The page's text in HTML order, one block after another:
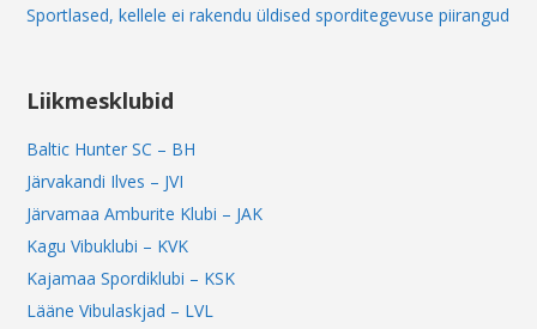
Sportlased, kellele ei rakendu üldised sporditegevuse piirangud
Liikmesklubid
Baltic Hunter SC – BH
Järvakandi Ilves – JVI
Järvamaa Amburite Klubi – JAK
Kagu Vibuklubi – KVK
Kajamaa Spordiklubi – KSK
Lääne Vibulaskjad – LVL